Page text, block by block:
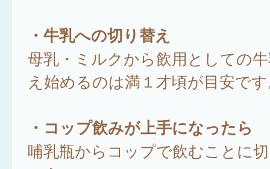
・牛乳への切り替え
母乳・ミルクから飲用としての
え始めるのは満１才頃が目安で
・コップ飲みが上手になったら
哺乳瓶からコップで飲むことに